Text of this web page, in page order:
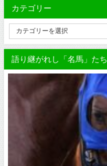
カテゴリー
語り継がれし「名馬」たち